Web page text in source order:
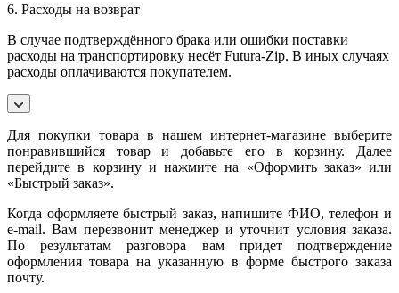
6. Расходы на возврат
В случае подтверждённого брака или ошибки поставки
расходы на транспортировку несёт Futura-Zip. В иных случаях
расходы оплачиваются покупателем.
Для покупки товара в нашем интернет-магазине выберите
понравившийся товар и добавьте его в корзину. Далее
перейдите в корзину и нажмите на «Оформить заказ» или
«Быстрый заказ».
Когда оформляете быстрый заказ, напишите ФИО, телефон и
e-mail. Вам перезвонит менеджер и уточнит условия заказа.
По результатам разговора вам придет подтверждение
оформления товара на указанную в форме быстрого заказа
почту.